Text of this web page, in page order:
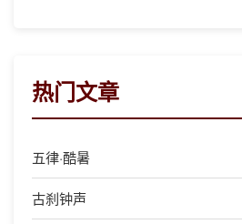
热门文章
五律·酷暑
古刹钟声